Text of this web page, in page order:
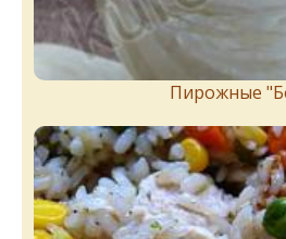
Пирожныe